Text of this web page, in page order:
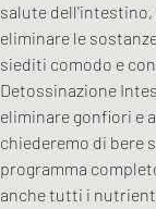
salute dell'intestino,
eliminare le
siediti comodo e
Detossinazione
eliminare gonfiori e
chiederemo di bere
programma
anche tutti i